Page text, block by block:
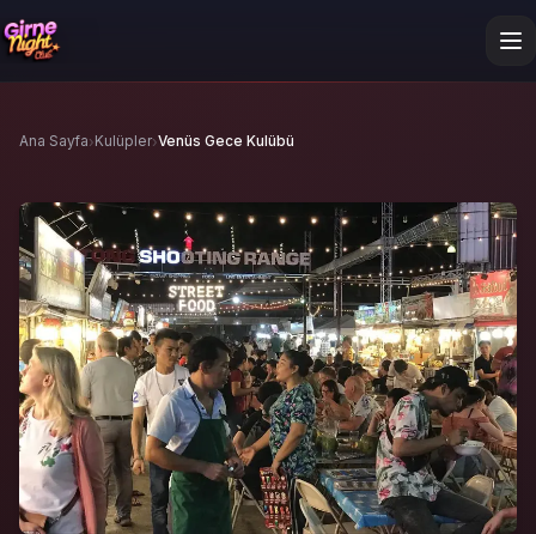
Ana Sayfa› Kulüpler›Venüs Gece Kulübü